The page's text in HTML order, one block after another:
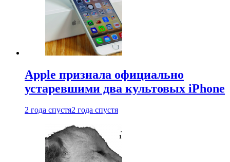
Apple признала официально
устаревшими два культовых iPhone
2 года спустя2 года спустя